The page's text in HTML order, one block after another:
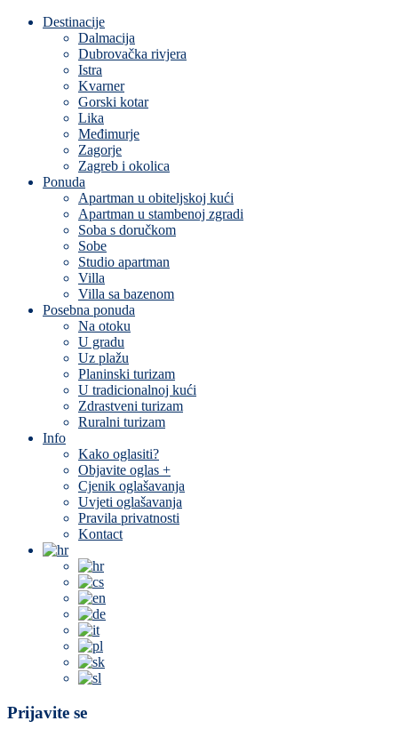
Destinacije
Dalmacija
Dubrovačka rivjera
Istra
Kvarner
Gorski kotar
Lika
Međimurje
Zagorje
Zagreb i okolica
Ponuda
Apartman u obiteljskoj kući
Apartman u stambenoj zgradi
Soba s doručkom
Sobe
Studio apartman
Villa
Villa sa bazenom
Posebna ponuda
Na otoku
U gradu
Uz plažu
Planinski turizam
U tradicionalnoj kući
Zdrastveni turizam
Ruralni turizam
Info
Kako oglasiti?
Objavite oglas +
Cjenik oglašavanja
Uvjeti oglašavanja
Pravila privatnosti
Kontact
Prijavite se